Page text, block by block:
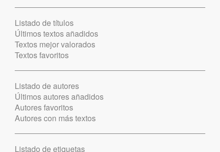
Listado de títulos
Últimos textos añadidos
Textos mejor valorados
Textos favoritos
Listado de autores
Últimos autores añadidos
Autores favoritos
Autores con más textos
Listado de etiquetas